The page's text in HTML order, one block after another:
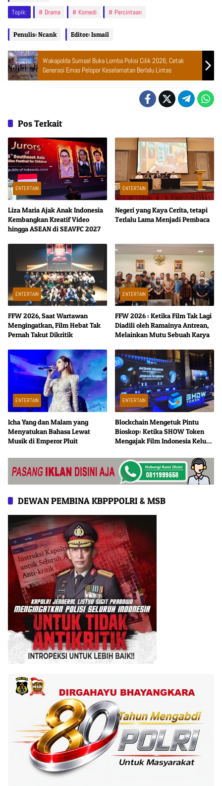
Topik: Drama Komedi Percintaan
Penulis: Ncank Editor: Ismail
Wakapolda Sumsel Buka Lomba Polisi Cilik 2026, Cetak
Generasi Emas Pelopor Keselamatan Berlalu Lintas
Pos Terkait
ENTERTAIN
Liza Maria Ajak Anak Indonesia
Kembangkan Kreatif Video
hingga ASEAN di SEAVFC 2027
ENTERTAIN
Negeri yang Kaya Cerita, tetapi
Terlalu Lama Menjadi Pembaca
ENTERTAIN
FFW 2026, Saat Wartawan
Mengingatkan, Film Hebat Tak
Pernah Takut Dikritik
ENTERTAIN
FFW 2026 : Ketika Film Tak Lagi
Diadili oleh Ramainya Antrean,
Melainkan Mutu Sebuah Karya
ENTERTAIN
Icha Yang dan Malam yang
Menyatukan Bahasa Lewat
Musik di Emperor Pluit
ENTERTAIN
Blockchain Mengetuk Pintu
Bioskop: Ketika SHOW Token
Mengajak Film Indonesia Keluar
DEWAN PEMBINA KBPPPOLRI & MSB